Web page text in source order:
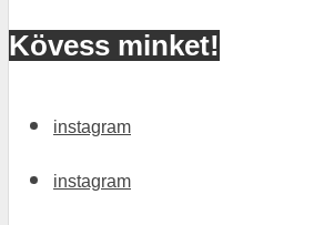
Kövess minket!
instagram
instagram